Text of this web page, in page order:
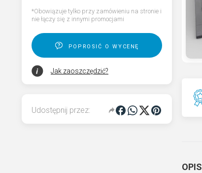
*Obowiązuje tylko przy zamówieniu na stronie i
nie łączy się z innymi promocjami
poprosić o wycenę
Jak zaoszczędzić?
Udostępnij przez:
OPIS